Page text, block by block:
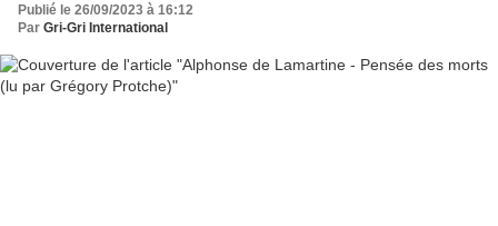
Publié le 26/09/2023 à 16:12
Par Gri-Gri International